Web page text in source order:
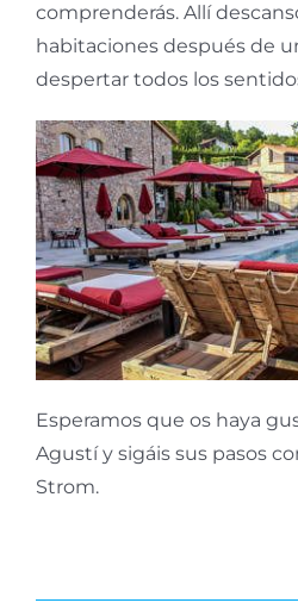
comprenderás. Allí
habitaciones después de
despertar todos los
Esperamos que os haya
Agustí y sigáis sus pasos
Strom.